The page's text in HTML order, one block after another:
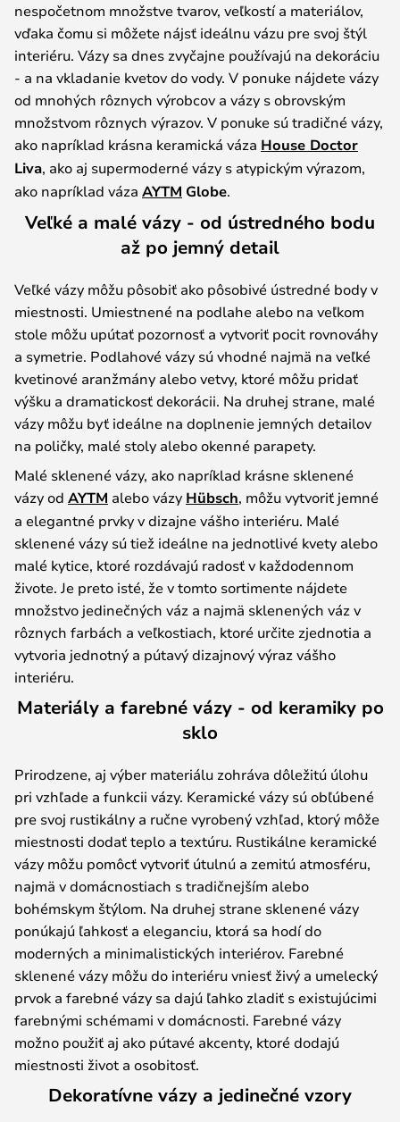
nespočetnom množstve tvarov, veľkostí a materiálov,
vďaka čomu si môžete nájsť ideálnu vázu pre svoj štýl
interiéru. Vázy sa dnes zvyčajne používajú na dekoráciu
- a na vkladanie kvetov do vody. V ponuke nájdete vázy
od mnohých rôznych výrobcov a vázy s obrovským
množstvom rôznych výrazov. V ponuke sú tradičné vázy,
ako napríklad krásna keramická váza House Doctor
Liva, ako aj supermoderné vázy s atypickým výrazom,
ako napríklad váza AYTM Globe.
Veľké a malé vázy - od ústredného bodu
až po jemný detail
Veľké vázy môžu pôsobiť ako pôsobivé ústredné body v
miestnosti. Umiestnené na podlahe alebo na veľkom
stole môžu upútať pozornosť a vytvoriť pocit rovnováhy
a symetrie. Podlahové vázy sú vhodné najmä na veľké
kvetinové aranžmány alebo vetvy, ktoré môžu pridať
výšku a dramatickosť dekorácii. Na druhej strane, malé
vázy môžu byť ideálne na doplnenie jemných detailov
na poličky, malé stoly alebo okenné parapety.
Malé sklenené vázy, ako napríklad krásne sklenené
vázy od AYTM alebo vázy Hübsch, môžu vytvoriť jemné
a elegantné prvky v dizajne vášho interiéru. Malé
sklenené vázy sú tiež ideálne na jednotlivé kvety alebo
malé kytice, ktoré rozdávajú radosť v každodennom
živote. Je preto isté, že v tomto sortimente nájdete
množstvo jedinečných váz a najmä sklenených váz v
rôznych farbách a veľkostiach, ktoré určite zjednotia a
vytvoria jednotný a pútavý dizajnový výraz vášho
interiéru.
Materiály a farebné vázy - od keramiky po
sklo
Prirodzene, aj výber materiálu zohráva dôležitú úlohu
pri vzhľade a funkcii vázy. Keramické vázy sú obľúbené
pre svoj rustikálny a ručne vyrobený vzhľad, ktorý môže
miestnosti dodať teplo a textúru. Rustikálne keramické
vázy môžu pomôcť vytvoriť útulnú a zemitú atmosféru,
najmä v domácnostiach s tradičnejším alebo
bohémskym štýlom. Na druhej strane sklenené vázy
ponúkajú ľahkosť a eleganciu, ktorá sa hodí do
moderných a minimalistických interiérov. Farebné
sklenené vázy môžu do interiéru vniesť živý a umelecký
prvok a farebné vázy sa dajú ľahko zladiť s existujúcimi
farebnými schémami v domácnosti. Farebné vázy
možno použiť aj ako pútavé akcenty, ktoré dodajú
miestnosti život a osobitosť.
Dekoratívne vázy a jedinečné vzory